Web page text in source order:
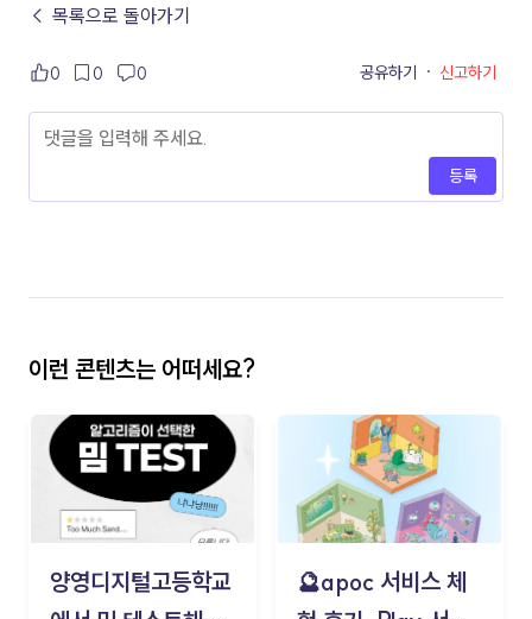
← 목록으로 돌아가기
0 0 0 공유하기 · 신고하기
등록
이런 콘텐츠는 어떠세요?
양영디지털고등학교
🔮apoc 서비스 체